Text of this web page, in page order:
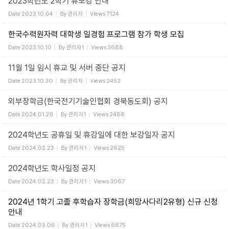
Date 2023.10.04 By관리자 Views 7124
한국수력원자력 대학생 일경험 프로그램 참가 학생 모집
Date 2023.10.10 By관리자1 Views 3688
11월 1일 임시 휴교 및 서버 중단 공지
Date 2023.10.30 By관리자 Views 2452
외부장학금(한국전기기술인협회 경북동도회) 공지
Date 2024.01.26 By관리자1 Views 2488
2024학년도 공휴일 및 휴강일에 대한 보강일자 공지
Date 2024.02.23 By관리자1 Views 2625
2024학년도 학사일정 공지
Date 2024.02.23 By관리자1 Views 3067
2024년 1학기 고졸 후학습자 장학금(희망사다리2유형) 신규 신청
안내
Date 2024.03.06 By관리자1 Views 6875